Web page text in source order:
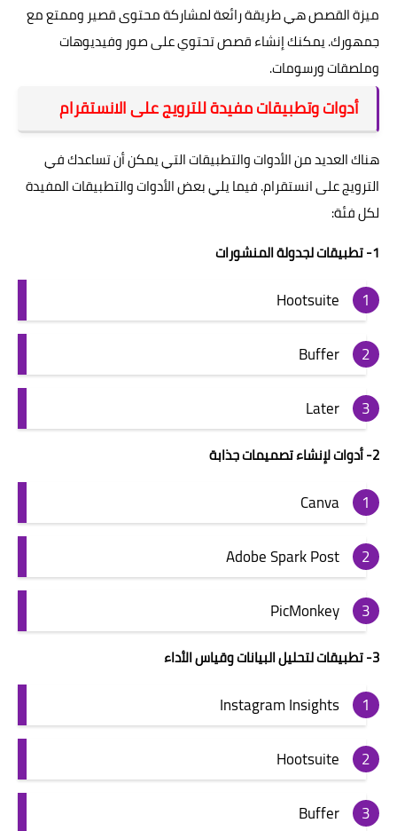
ميزة القصص هي طريقة رائعة لمشاركة محتوى قصير وممتع مع
جمهورك. يمكنك إنشاء قصص تحتوي على صور وفيديوهات
وملصقات ورسومات.
أدوات وتطبيقات مفيدة للترويج على الانستقرام
هناك العديد من الأدوات والتطبيقات التي يمكن أن تساعدك في
الترويج على انستقرام. فيما يلي بعض الأدوات والتطبيقات المفيدة
لكل فئة:
1- تطبيقات لجدولة المنشورات
Hootsuite
Buffer
Later
2- أدوات لإنشاء تصميمات جذابة
Canva
Adobe Spark Post
PicMonkey
3- تطبيقات لتحليل البيانات وقياس الأداء
Instagram Insights
Hootsuite
Buffer